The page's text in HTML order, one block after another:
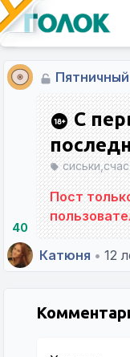
40
С
Пост
Катюня • 12